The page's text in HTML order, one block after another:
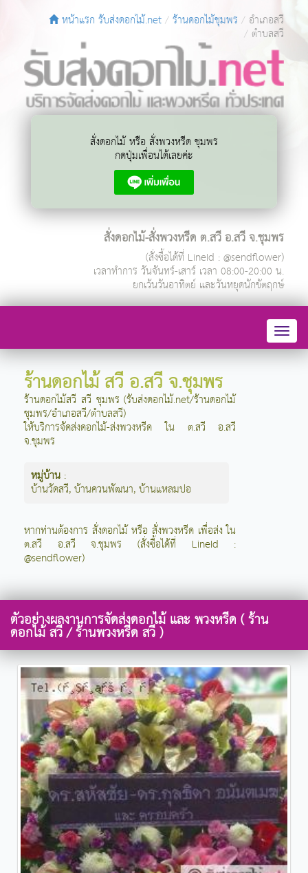
หน้าแรก รับส่งดอกไม้.net ร้านดอกไม้ชุมพร อำเภอสวี
ตำบลสวี
สั่งดอกไม้ หรือ สั่งพวงหรีด ชุมพร
กดปุ่มเพื่อนได้เลยค่ะ
สั่งดอกไม้-สั่งพวงหรีด ต.สวี อ.สวี จ.ชุมพร
(สั่งซื้อได้ที่ LineId : @sendflower)
เวลาทำการ วันจันทร์-เสาร์ เวลา 08:00-20:00 น.
ยกเว้นวันอาทิตย์ และวันหยุดนักขัตฤกษ์
ร้านดอกไม้ สวี อ.สวี จ.ชุมพร
ร้านดอกไม้สวี สวี ชุมพร (รับส่งดอกไม้.net/ร้านดอกไม้
ชุมพร/อำเภอสวี/ตำบลสวี)
ให้บริการจัดส่งดอกไม้-ส่งพวงหรีด ใน ต.สวี อ.สวี
จ.ชุมพร
หมู่บ้าน :
บ้านวัดสวี,บ้านควนพัฒนา,บ้านแหลมปอ
หากท่านต้องการ สั่งดอกไม้ หรือ สั่งพวงหรีด เพื่อส่ง ใน
ต.สวี อ.สวี จ.ชุมพร (สั่งซื้อได้ที่ LineId :
@sendflower)
ตัวอย่างผลงานการจัดส่งดอกไม้ และ พวงหรีด ( ร้าน
ดอกไม้ สวี / ร้านพวงหรีด สวี )